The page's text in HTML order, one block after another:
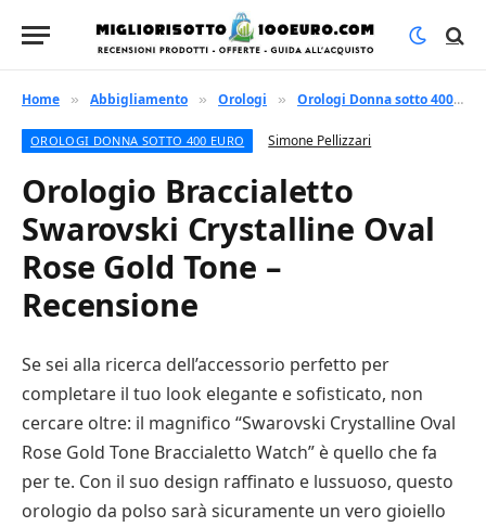
Home » Abbigliamento » Orologi » Orologi Donna sotto 400 euro
OROLOGI DONNA SOTTO 400 EURO Simone Pellizzari
Orologio Braccialetto
Swarovski Crystalline Oval
Rose Gold Tone –
Recensione
Se sei alla ricerca dell’accessorio perfetto per
completare il tuo look elegante e sofisticato, non
cercare oltre: il magnifico “Swarovski Crystalline Oval
Rose Gold Tone Braccialetto Watch” è quello che fa
per te. Con il suo design raffinato e lussuoso, questo
orologio da polso sarà sicuramente un vero gioiello